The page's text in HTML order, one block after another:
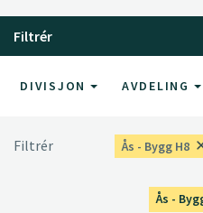
Filtrér
DIVISJON AVDELING
Filtrér Ås - Bygg H8
Ås -